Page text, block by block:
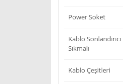
Power Soket
Kablo Sonlandırıcı
Sıkmalı
Kablo Çeşitleri